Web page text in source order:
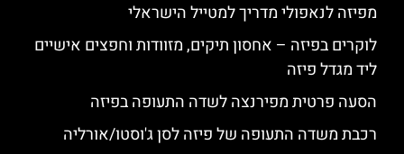
מפיזה לנאפולי מדריך למטייל הישראלי
לוקרים בפיזה – אחסון תיקים, מזוודות וחפצים אישיים
ליד מגדל פיזה
הסעה פרטית מפירנצה לשדה התעופה בפיזה
רכבת משדה התעופה של פיזה לסן ג'וסטו/אורליה